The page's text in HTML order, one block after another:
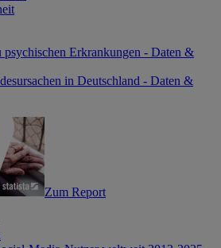
psychischen Erkrankungen - Daten &
in Deutschland - Daten &
Zum Report